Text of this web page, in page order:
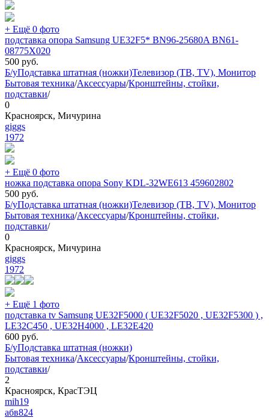
+ Ещё 0 фото
подставка опора Samsung UE32F5* BN96-25680A BN61-
08775X020
500 руб.
Б/уПодставка штатная (ножки)Телевизор (ТВ, TV), Монитор
Бытовая техника/Аксессуары/Кронштейны, стойки,
подставки/
0
Красноярск, Мичурина
giggs
1972
+ Ещё 0 фото
ножка подставка опора Sony KDL-32WE613 459602802
500 руб.
Б/уПодставка штатная (ножки)Телевизор (ТВ, TV), Монитор
Бытовая техника/Аксессуары/Кронштейны, стойки,
подставки/
0
Красноярск, Мичурина
giggs
1972
+ Ещё 1 фото
подставка tv Samsung UE32F5000 ( UE32F5020 , UE32F5300 ) ,
LE32C450 , UE32H4000 , LE32E420
600 руб.
Б/уПодставка штатная (ножки)
Бытовая техника/Аксессуары/Кронштейны, стойки,
подставки/
2
Красноярск, КрасТЭЦ
mih19
абв824